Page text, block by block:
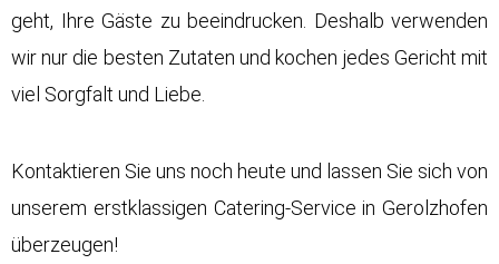
geht, Ihre Gäste zu beeindrucken. Deshalb verwenden
wir nur die besten Zutaten und kochen jedes Gericht mit
viel Sorgfalt und Liebe.
Kontaktieren Sie uns noch heute und lassen Sie sich von
unserem erstklassigen Catering-Service in Gerolzhofen
überzeugen!